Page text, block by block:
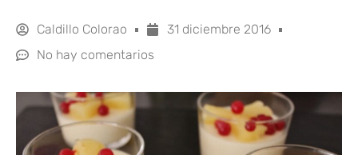
Caldillo Colorao
31 diciembre 2016
No hay comentarios